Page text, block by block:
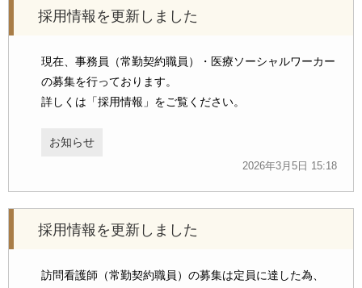
採用情報を更新しました
現在、事務員（常勤契約職員）・医療ソーシャルワーカー
の募集を行っております。
詳しくは「採用情報」をご覧ください。
お知らせ
2026年3月5日 15:18
採用情報を更新しました
訪問看護師（常勤契約職員）の募集は定員に達した為、